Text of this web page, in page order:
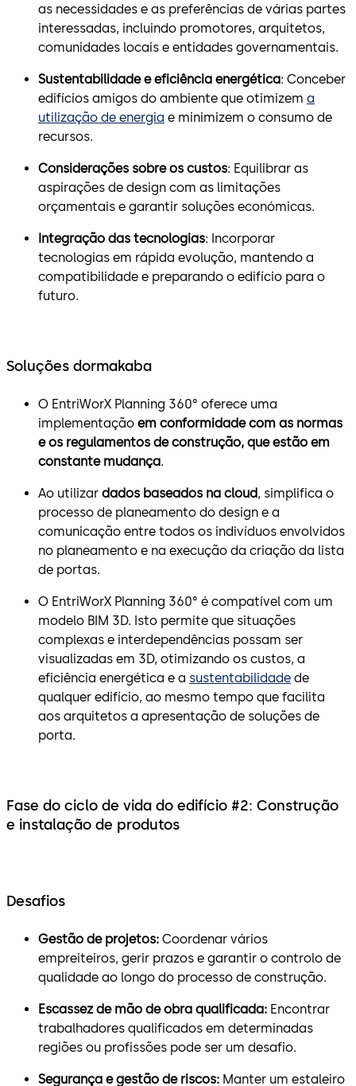
as necessidades e as preferências de várias partes
interessadas, incluindo promotores, arquitetos,
comunidades locais e entidades governamentais.
Sustentabilidade e eficiência energética: Conceber
edifícios amigos do ambiente que otimizem a
utilização de energia e minimizem o consumo de
recursos.
Considerações sobre os custos: Equilibrar as
aspirações de design com as limitações
orçamentais e garantir soluções económicas.
Integração das tecnologias: Incorporar
tecnologias em rápida evolução, mantendo a
compatibilidade e preparando o edifício para o
futuro.
Soluções dormakaba
O EntriWorX Planning 360° oferece uma
implementação em conformidade com as normas
e os regulamentos de construção, que estão em
constante mudança.
Ao utilizar dados baseados na cloud, simplifica o
processo de planeamento do design e a
comunicação entre todos os indivíduos envolvidos
no planeamento e na execução da criação da lista
de portas.
O EntriWorX Planning 360° é compatível com um
modelo BIM 3D. Isto permite que situações
complexas e interdependências possam ser
visualizadas em 3D, otimizando os custos, a
eficiência energética e a sustentabilidade de
qualquer edifício, ao mesmo tempo que facilita
aos arquitetos a apresentação de soluções de
porta.
Fase do ciclo de vida do edifício #2: Construção
e instalação de produtos
Desafios
Gestão de projetos: Coordenar vários
empreiteiros, gerir prazos e garantir o controlo de
qualidade ao longo do processo de construção.
Escassez de mão de obra qualificada: Encontrar
trabalhadores qualificados em determinadas
regiões ou profissões pode ser um desafio.
Segurança e gestão de riscos: Manter um estaleiro